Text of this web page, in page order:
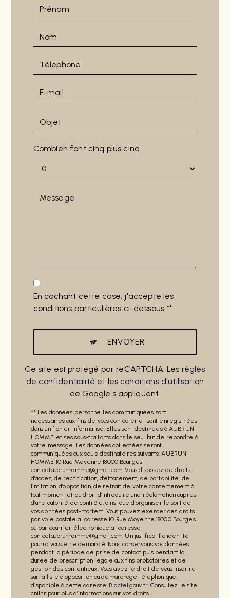
Combien font cinq plus cinq
En cochant cette case, j'accepte les
conditions particulières ci-dessous **
ENVOYER
Ce site est protégé par reCAPTCHA. Les règles
de confidentialité et les conditions d'utilisation
de Google s'appliquent.
** Les données personnelles communiquées sont
nécessaires aux fins de vous contacter et sont enregistrées
dans un fichier informatisé. Elles sont destinées à AUBRUN
HOMME et ses sous-traitants dans le seul but de répondre à
votre message. Les données collectées seront
communiquées aux seuls destinataires suivants: AUBRUN
HOMME 10 Rue Moyenne 18000 Bourges
contactaubrunhomme@gmail.com. Vous disposez de droits
d’accès, de rectification, d’effacement, de portabilité, de
limitation, d’opposition, de retrait de votre consentement à
tout moment et du droit d’introduire une réclamation auprès
d’une autorité de contrôle, ainsi que d’organiser le sort de
vos données post-mortem. Vous pouvez exercer ces droits
par voie postale à l'adresse 10 Rue Moyenne 18000 Bourges
ou par courrier électronique à l'adresse
contactaubrunhomme@gmail.com. Un justificatif d'identité
pourra vous être demandé. Nous conservons vos données
pendant la période de prise de contact puis pendant la
durée de prescription légale aux fins probatoires et de
gestion des contentieux. Vous avez le droit de vous inscrire
sur la liste d'opposition au démarchage téléphonique,
disponible à cette adresse: Bloctel.gouv.fr. Consultez le site
cnil.fr pour plus d’informations sur vos droits.